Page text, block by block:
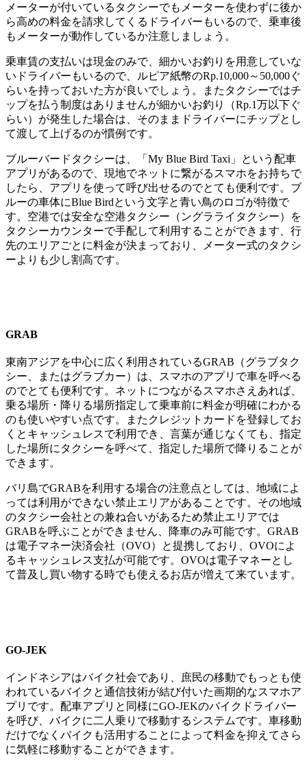
メーターが付いているタクシーでもメーターを使わずに後か
ら高めの料金を請求してくるドライバーもいるので、乗車後
もメーターが動作しているか注意しましょう。
乗車賃の支払いは現金のみで、細かいお釣りを用意していな
いドライバーもいるので、ルピア紙幣のRp.10,000～50,000ぐ
らいを持っておいた方が良いでしょう。またタクシーではチ
ップを払う制度はありませんが細かいお釣り（Rp.1万以下ぐ
らい）が発生した場合は、そのままドライバーにチップとし
て渡して上げるのが慣例です。
ブルーバードタクシーは、「My Blue Bird Taxi」という配車
アプリがあるので、現地でネットに繋がるスマホをお持ちで
したら、アプリを使って呼び出せるのでとても便利です。ブ
ルーの車体にBlue Birdという文字と青い鳥のロゴが特徴で
す。空港では安全な空港タクシー（ングラライタクシー）を
タクシーカウンターで手配して利用することができます、行
先のエリアごとに料金が決まっており、メーター式のタクシ
ーよりも少し割高です。
GRAB
東南アジアを中心に広く利用されているGRAB（グラブタク
シー、またはグラブカー）は、スマホのアプリで車を呼べる
のでとても便利です。ネットにつながるスマホさえあれば、
乗る場所・降りる場所指定して乗車前に料金が明確にわかる
のも使いやすい点です。またクレジットカードを登録してお
くとキャッシュレスで利用でき、言葉が通じなくても、指定
した場所にタクシーを呼べて、指定した場所で降りることが
できます。
バリ島でGRABを利用する場合の注意点としては、地域によ
っては利用ができない禁止エリアがあることです。その地域
のタクシー会社との兼ね合いがあるため禁止エリアでは
GRABを呼ぶことができません、降車のみ可能です。GRAB
は電子マネー決済会社（OVO）と提携しており、OVOによ
るキャッシュレス支払が可能です。OVOは電子マネーとし
て普及し買い物する時でも使えるお店が増えて来ています。
GO-JEK
インドネシアはバイク社会であり、庶民の移動でもっとも使
われているバイクと通信技術が結び付いた画期的なスマホア
プリです。配車アプリと同様にGO-JEKのバイクドライバー
を呼び、バイクに二人乗りで移動するシステムです。車移動
だけでなくバイクも活用することによって料金を抑えてさら
に気軽に移動することができます。